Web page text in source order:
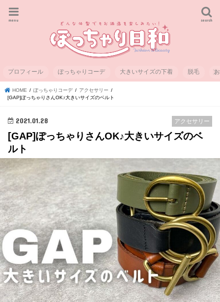
search
menu
プロフィール ぽっちゃりコーデ 大きいサイズの下着 脱毛
HOME ぽっちゃりコーデ
アクセサリー
[GAP]ぽっちゃりさんOK♪大きいサイズのベルト
アクセサリー
2021.01.28
[GAP]ぽっちゃりさんOK♪大きいサイズのベ
ルト